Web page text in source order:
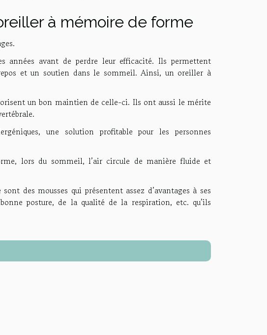
à mémoire de forme
années avant de perdre leur efficacité. Ils permettent
et un soutien dans le sommeil. Ainsi, un oreiller à
un bon maintien de celle-ci. Ils ont aussi le mérite
une solution profitable pour les personnes
lors du sommeil, l’air circule de manière fluide et
des mousses qui présentent assez d’avantages à ses
posture, de la qualité de la respiration, etc. qu’ils